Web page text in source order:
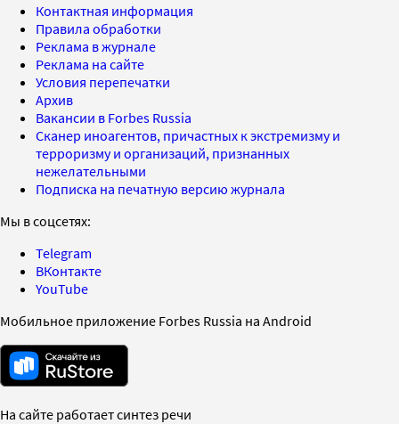
Контактная информация
Правила обработки
Реклама в журнале
Реклама на сайте
Условия перепечатки
Архив
Вакансии в Forbes Russia
Сканер иноагентов, причастных к экстремизму и
терроризму и организаций, признанных
нежелательными
Подписка на печатную версию журнала
Мы в соцсетях:
Telegram
ВКонтакте
YouTube
Мобильное приложение Forbes Russia на Android
На сайте работает синтез речи